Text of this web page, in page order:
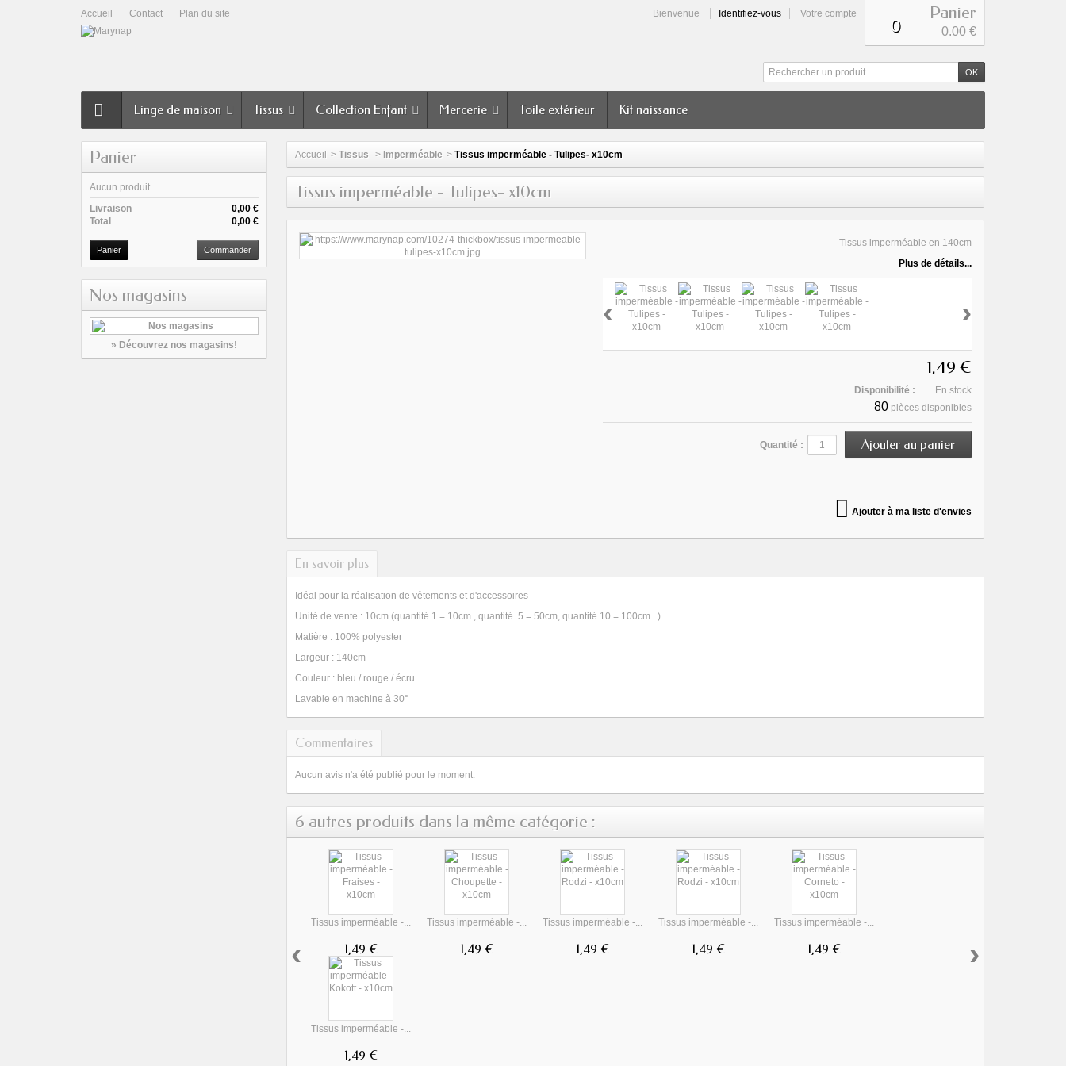
Accueil Contact Plan du site Bienvenue Identifiez-vous Votre compte Panier
0
0 0.00 €
Linge de maison Tissus Collection Enfant Mercerie Toile extérieur Kit naissance
Panier
Aucun produit
0,00 €
Livraison
0,00 €
Total
Panier Commander
Nos magasins
» Découvrez nos magasins!
Accueil > Tissus > Imperméable > Tissus imperméable - Tulipes- x10cm
Tissus imperméable - Tulipes- x10cm
Tissus imperméable en 140cm
Plus de détails...
‹ ›
1,49 €
Disponibilité : En stock
80 pièces disponibles
Quantité :
Ajouter à ma liste d'envies
En savoir plus
Idéal pour la réalisation de vêtements et d'accessoires
Unité de vente : 10cm (quantité 1 = 10cm , quantité 5 = 50cm, quantité 10 = 100cm...)
Matière : 100% polyester
Largeur : 140cm
Couleur : bleu / rouge / écru
Lavable en machine à 30°
Commentaires
Aucun avis n'a été publié pour le moment.
6 autres produits dans la même catégorie :
Tissus imperméable -...
1,49 €
Tissus imperméable -...
1,49 €
Tissus imperméable -...
1,49 €
Tissus imperméable -...
1,49 €
Tissus imperméable -...
1,49 €
Tissus imperméable -...
1,49 €
‹ ›